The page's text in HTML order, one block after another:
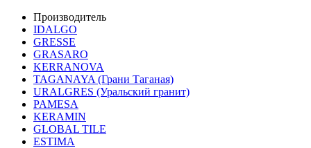
Производитель
IDALGO
GRESSE
GRASARO
KERRANOVA
TAGANAYA (Грани Таганая)
URALGRES (Уральский гранит)
PAMESA
KERAMIN
GLOBAL TILE
ESTIMA